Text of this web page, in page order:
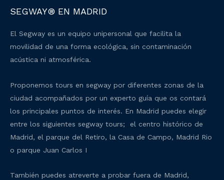
SEGWAY® EN MADRID
El Segway es un equipo unipersonal que facilita la
movilidad de una forma ecológica, sin contaminación
acústica ni atmosférica.
Proponemos tours en segway por diferentes zonas de la
ciudad acompañados por un experto guía que os contará
los principales puntos de interés. En Madrid puedes elegir
entre los siguientes segway tours; el centro histórico de
Madrid, el parque del Retiro, la Casa de Campo, Madrid Rio
o parque Juan Carlos I
También puedes atreverte a probar fuera de Madrid,